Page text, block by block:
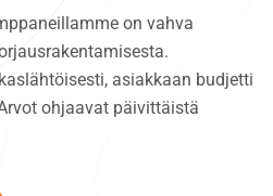
on vahva
asiakkaan budjetti
ohjaavat päivittäistä